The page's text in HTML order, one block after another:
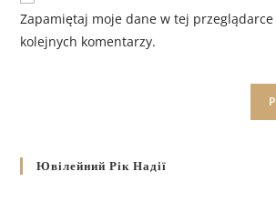
Zapamiętaj moje dane w tej
kolejnych komentarzy.
Ювілейний Рік Надії